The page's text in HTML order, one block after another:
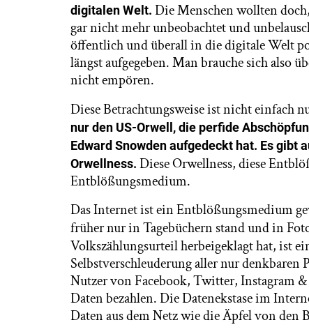
digitalen Welt. Die Menschen wollten
gar nicht mehr unbeobachtet und
öffentlich und überall in die digitale Welt
längst aufgegeben. Man brauche sich also
nicht empören.
Diese Betrachtungsweise ist nicht einfach
nur den US-Orwell, die perfide
Edward Snowden aufgedeckt hat. Es gibt
Orwellness. Diese Orwellness, diese
Entblößungsmedium.
Das Internet ist ein Entblößungsmedium
früher nur in Tagebüchern stand und in
Volkszählungsurteil herbeigeklagt hat, ist
Selbstverschleuderung aller nur
Nutzer von Facebook, Twitter, Instagram
Daten bezahlen. Die Datenekstase im
Daten aus dem Netz wie die Äpfel von den